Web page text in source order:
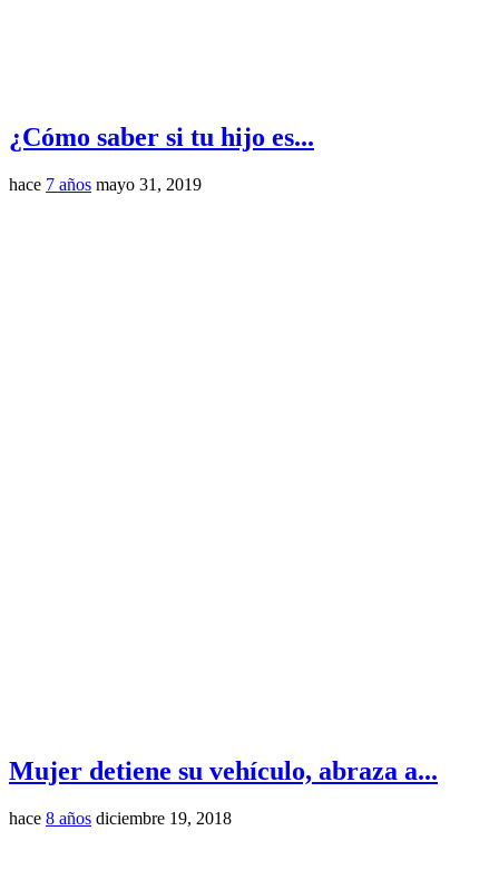
¿Cómo saber si tu hijo es...
hace 7 años mayo 31, 2019
Mujer detiene su vehículo, abraza a...
hace 8 años diciembre 19, 2018